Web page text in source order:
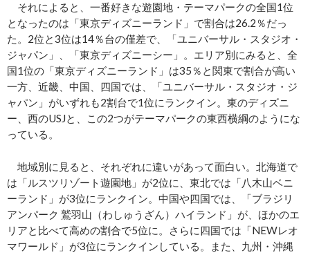
それによると、一番好きな遊園地・テーマパークの全国1位
となったのは「東京ディズニーランド」で割合は26.2％だっ
た。2位と3位は14％台の僅差で、「ユニバーサル・スタジオ・
ジャパン」、「東京ディズニーシー」。エリア別にみると、全
国1位の「東京ディズニーランド」は35％と関東で割合が高い
一方、近畿、中国、四国では、「ユニバーサル・スタジオ・ジ
ャパン」がいずれも2割台で1位にランクイン。東のディズニ
ー、西のUSJと、この2つがテーマパークの東西横綱のようにな
っている。
地域別に見ると、それぞれに違いがあって面白い。北海道で
は「ルスツリゾート遊園地」が2位に、東北では「八木山ベニ
ーランド」が3位にランクイン。中国や四国では、「ブラジリ
アンパーク 鷲羽山（わしゅうざん）ハイランド」が、ほかのエ
リアと比べて高めの割合で5位に。さらに四国では「NEWレオ
マワールド」が3位にランクインしている。また、九州・沖縄